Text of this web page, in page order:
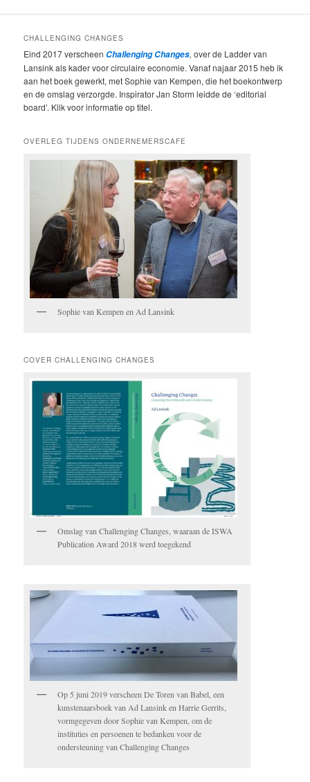
CHALLENGING CHANGES
Eind 2017 verscheen Challenging Changes, over de Ladder van
Lansink als kader voor circulaire economie. Vanaf najaar 2015 heb ik
aan het boek gewerkt, met Sophie van Kempen, die het boekontwerp
en de omslag verzorgde. Inspirator Jan Storm leidde de ‘editorial
board’. Klik voor informatie op titel.
OVERLEG TIJDENS ONDERNEMERSCAFE
Sophie van Kempen en Ad Lansink
COVER CHALLENGING CHANGES
Omslag van Challenging Changes, waaraan de ISWA
Publication Award 2018 werd toegekend
Op 5 juni 2019 verscheen De Toren van Babel, een
kunstenaarsboek van Ad Lansink en Harrie Gerrits,
vormgegeven door Sophie van Kempen, om de
instituties en persoenen te bedanken voor de
ondersteuning van Challenging Changes